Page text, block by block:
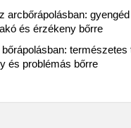
arcbőrápolásban: gyengéd
és érzékeny bőrre
természetes
és problémás bőrre